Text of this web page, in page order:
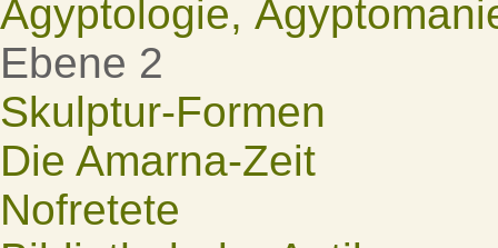
Ägyptologie,
Ebene 2
Skulptur-Formen
Die Amarna-Zeit
Nofretete